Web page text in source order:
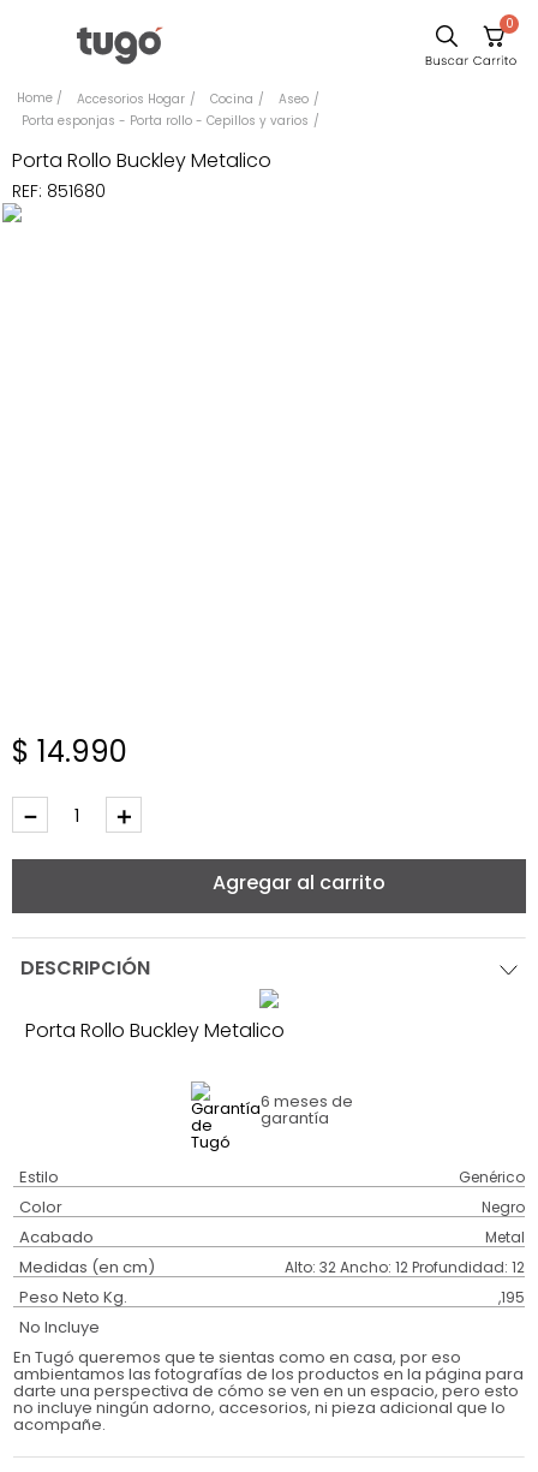
0
Accesorios Hogar Cocina
Aseo
Porta esponjas - Porta rollo - Cepillos y varios
Porta Rollo Buckley Metalico
REF: 851680
$ 14.990
＋
－
Agregar al carrito
DESCRIPCIÓN
Porta Rollo Buckley Metalico
6 meses de
garantía
Estilo Genérico
Color Negro
Acabado Metal
Medidas (en cm) Alto: 32 Ancho: 12 Profundidad: 12
Peso Neto Kg. ,195
No Incluye
En Tugó queremos que te sientas como en casa, por eso
ambientamos las fotografías de los productos en la página para
darte una perspectiva de cómo se ven en un espacio, pero esto
no incluye ningún adorno, accesorios, ni pieza adicional que lo
acompañe.
Comedor
Escritorio